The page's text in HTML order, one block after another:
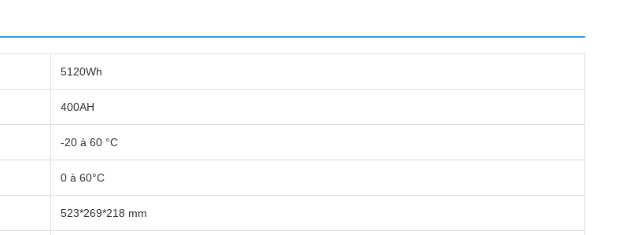
5120Wh
400AH
-20 à 60 °C
0 à 60°C
523*269*218 mm